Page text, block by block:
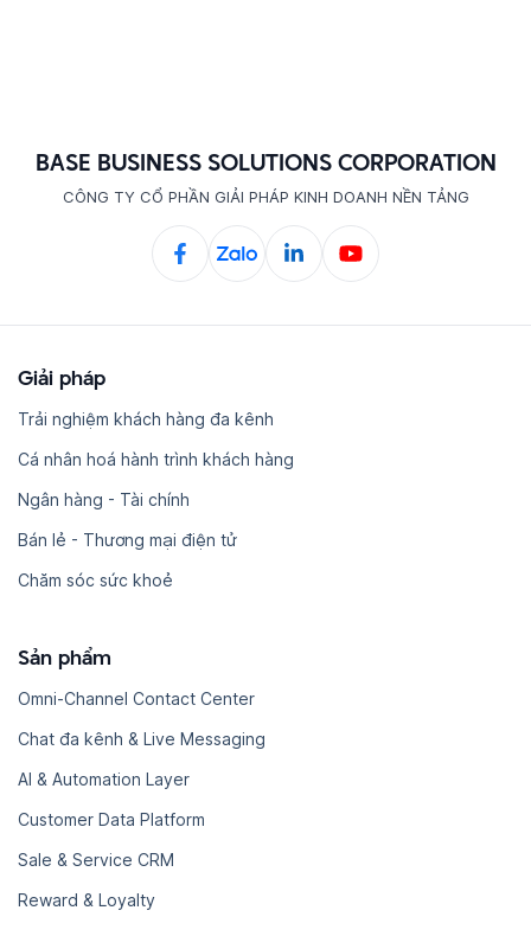
BASE BUSINESS SOLUTIONS CORPORATION
CÔNG TY CỔ PHẦN GIẢI PHÁP KINH DOANH NỀN TẢNG
Giải pháp
Trải nghiệm khách hàng đa kênh
Cá nhân hoá hành trình khách hàng
Ngân hàng - Tài chính
Bán lẻ - Thương mại điện tử
Chăm sóc sức khoẻ
Sản phẩm
Omni-Channel Contact Center
Chat đa kênh & Live Messaging
AI & Automation Layer
Customer Data Platform
Sale & Service CRM
Reward & Loyalty